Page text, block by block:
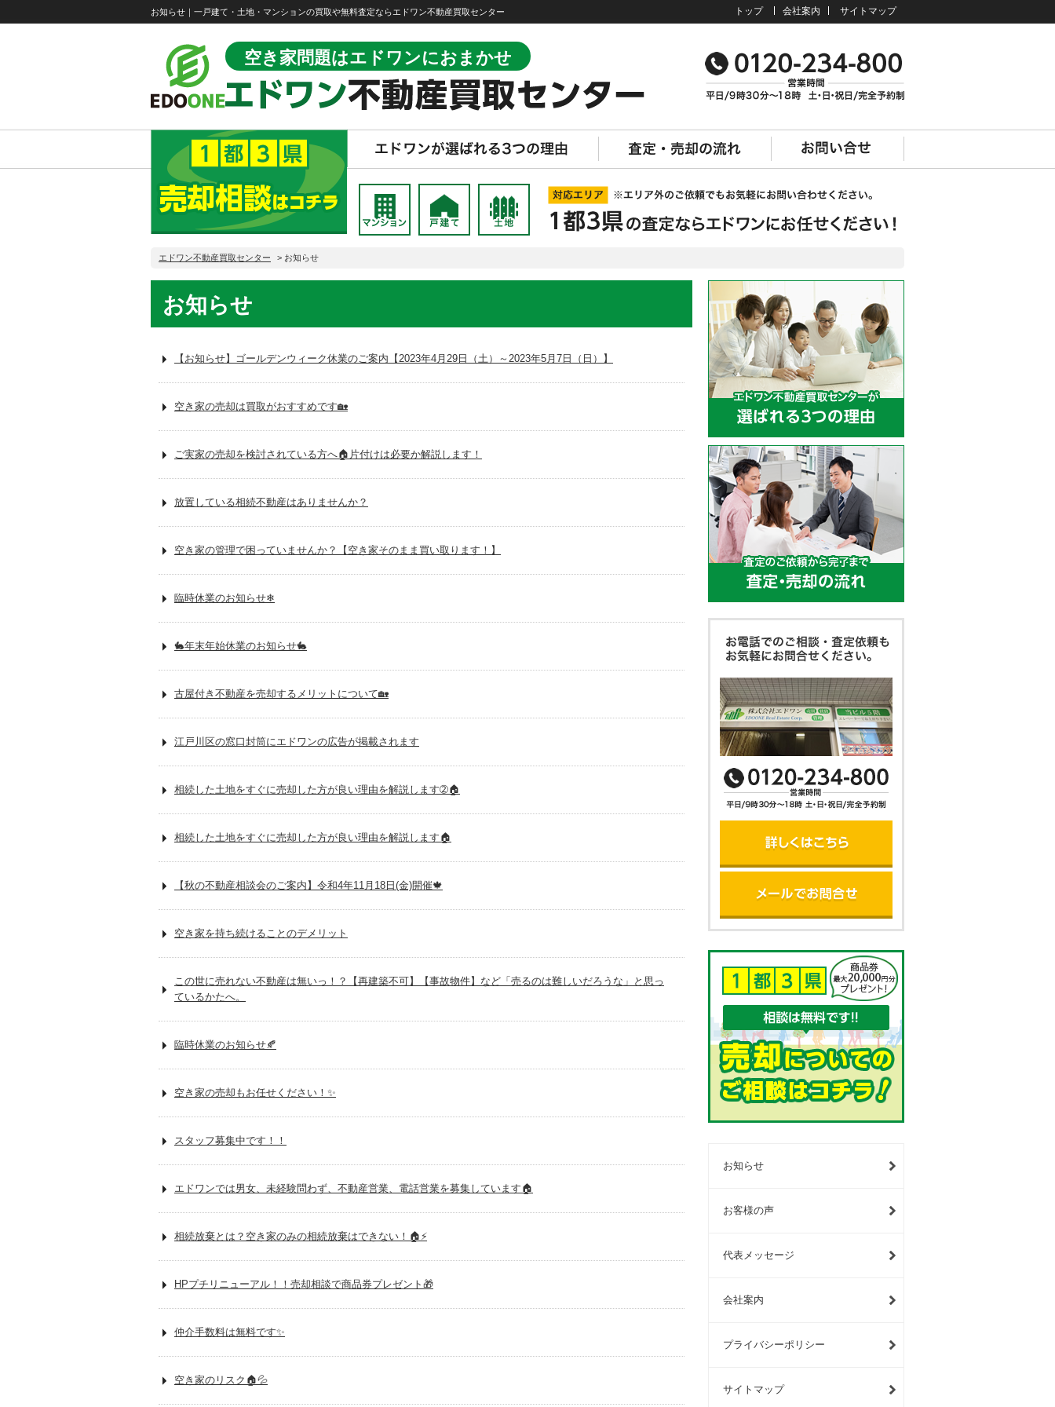
お知らせ｜一戸建て・土地・マンションの買取や無料査定ならエドワン不動産買取センター トップ 会社案内 サイトマップ
空き家問題はエドワンにおまかせ
エドワン不動産買取センター > お知らせ
お知らせ
お客様の声
代表メッセージ
会社案内
プライバシーポリシー
サイトマップ
お知らせ
【お知らせ】ゴールデンウィーク休業のご案内【2023年4月29日（土）～2023年5月7日（日）】
空き家の売却は買取がおすすめです🏡
ご実家の売却を検討されている方へ🏠片付けは必要か解説します！
放置している相続不動産はありませんか？
空き家の管理で困っていませんか？【空き家そのまま買い取ります！】
臨時休業のお知らせ❄
🐇年末年始休業のお知らせ🐇
古屋付き不動産を売却するメリットについて🏡
江戸川区の窓口封筒にエドワンの広告が掲載されます
相続した土地をすぐに売却した方が良い理由を解説します➁🏠
相続した土地をすぐに売却した方が良い理由を解説します🏠
【秋の不動産相談会のご案内】令和4年11月18日(金)開催🍁
空き家を持ち続けることのデメリット
この世に売れない不動産は無いっ！？【再建築不可】【事故物件】など「売るのは難しいだろうな」と思っ
ているかたへ。
臨時休業のお知らせ🍂
空き家の売却もお任せください！✨
スタッフ募集中です！！
エドワンでは男女、未経験問わず、不動産営業、電話営業を募集しています🏠
相続放棄とは？空き家のみの相続放棄はできない！🏠⚡
HPプチリニューアル！！売却相談で商品券プレゼント🎁
仲介手数料は無料です✨
空き家のリスク🏠💦